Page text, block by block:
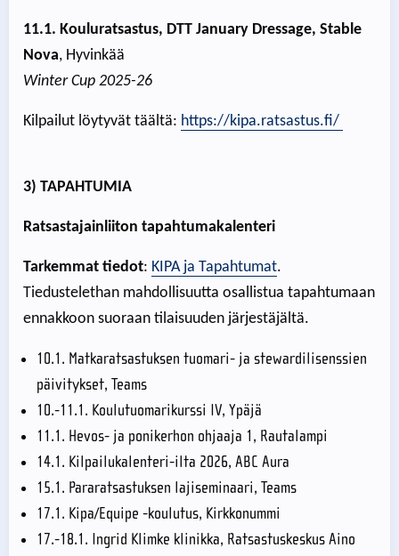
11.1. Kouluratsastus, DTT January Dressage, Stable
Nova, Hyvinkää
Winter Cup 2025-26
Kilpailut löytyvät täältä: https://kipa.ratsastus.fi/
3) TAPAHTUMIA
Ratsastajainliiton tapahtumakalenteri
Tarkemmat tiedot: KIPA ja Tapahtumat.
Tiedustelethan mahdollisuutta osallistua tapahtumaan
ennakkoon suoraan tilaisuuden järjestäjältä.
10.1. Matkaratsastuksen tuomari- ja stewardilisenssien
päivitykset, Teams
10.-11.1. Koulutuomarikurssi IV, Ypäjä
11.1. Hevos- ja ponikerhon ohjaaja 1, Rautalampi
14.1. Kilpailukalenteri-ilta 2026, ABC Aura
15.1. Pararatsastuksen lajiseminaari, Teams
17.1. Kipa/Equipe -koulutus, Kirkkonummi
17.-18.1. Ingrid Klimke klinikka, Ratsastuskeskus Aino